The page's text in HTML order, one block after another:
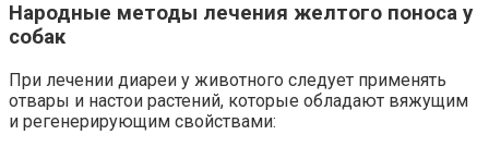
Народные методы лечения желтого поноса у
собак
При лечении диареи у животного следует применять
отвары и настои растений, которые обладают вяжущим
и регенерирующим свойствами: